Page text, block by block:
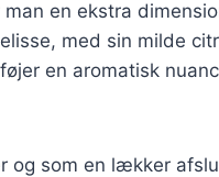
en ekstra
med sin milde
en aromatisk
og som en lækker